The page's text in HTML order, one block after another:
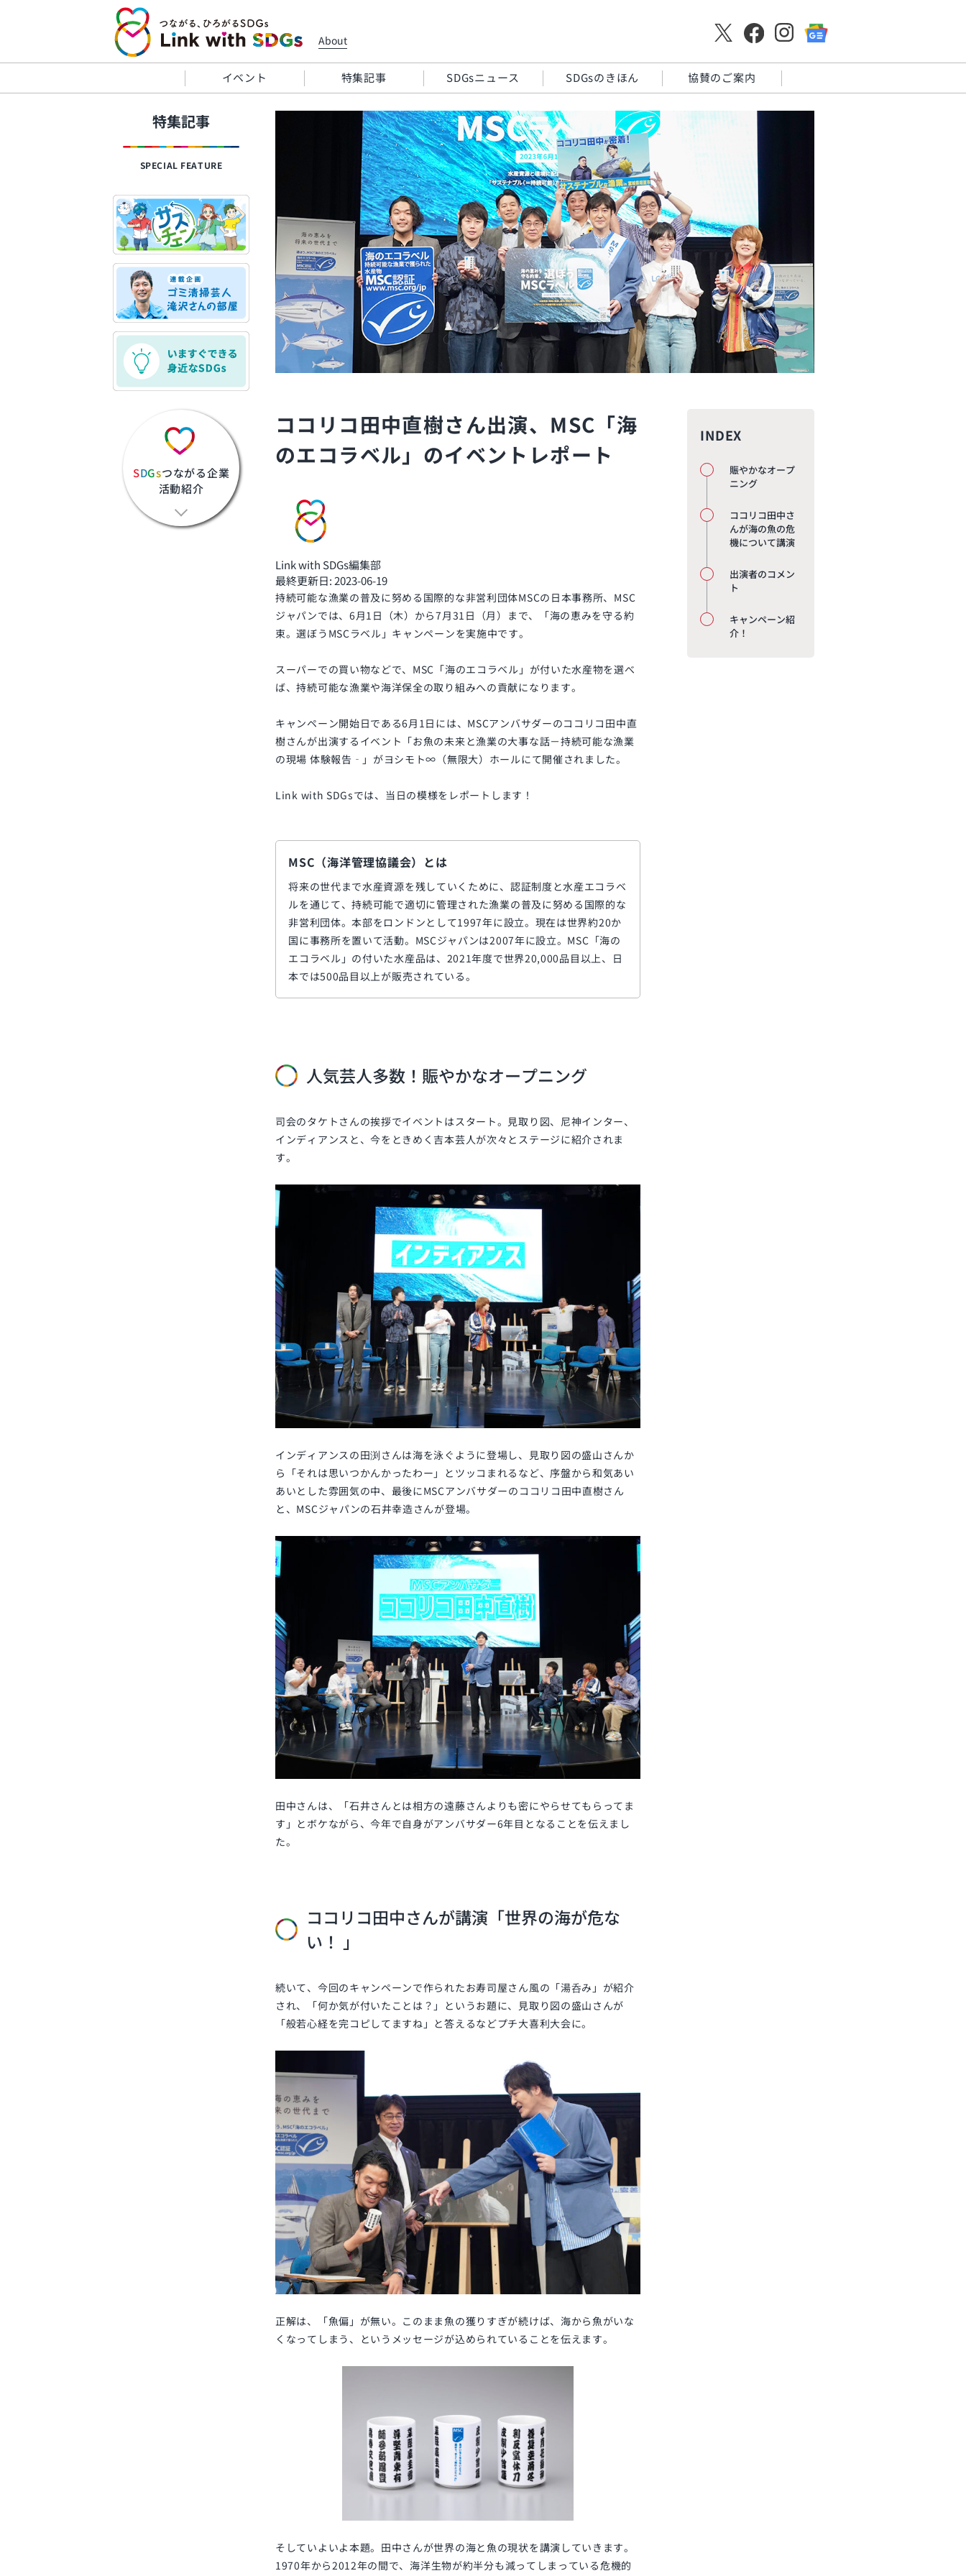
About
イベント 特集記事 SDGsニュース SDGsのきほん 協賛のご案内
特集記事
SPECIAL FEATURE
SDGsつながる企業
活動紹介
ココリコ田中直樹さん出演、MSC「海
のエコラベル」のイベントレポート
Link with SDGs編集部
最終更新日: 2023-06-19
持続可能な漁業の普及に努める国際的な非営利団体MSCの日本事務所、MSC
ジャパンでは、6月1日（木）から7月31日（月）まで、「海の恵みを守る約
束。選ぼうMSCラベル」キャンペーンを実施中です。
スーパーでの買い物などで、MSC「海のエコラベル」が付いた水産物を選べ
ば、持続可能な漁業や海洋保全の取り組みへの貢献になります。
キャンペーン開始日である6月1日には、MSCアンバサダーのココリコ田中直
樹さんが出演するイベント「お魚の未来と漁業の大事な話－持続可能な漁業
の現場 体験報告‐」がヨシモト∞（無限大）ホールにて開催されました。
Link with SDGsでは、当日の模様をレポートします！
MSC（海洋管理協議会）とは
将来の世代まで水産資源を残していくために、認証制度と水産エコラベ
ルを通じて、持続可能で適切に管理された漁業の普及に努める国際的な
非営利団体。本部をロンドンとして1997年に設立。現在は世界約20か
国に事務所を置いて活動。MSCジャパンは2007年に設立。MSC「海の
エコラベル」の付いた水産品は、2021年度で世界20,000品目以上、日
本では500品目以上が販売されている。
人気芸人多数！賑やかなオープニング
司会のタケトさんの挨拶でイベントはスタート。見取り図、尼神インター、
インディアンスと、今をときめく吉本芸人が次々とステージに紹介されま
す。
インディアンスの田渕さんは海を泳ぐように登場し、見取り図の盛山さんか
ら「それは思いつかんかったわー」とツッコまれるなど、序盤から和気あい
あいとした雰囲気の中、最後にMSCアンバサダーのココリコ田中直樹さん
と、MSCジャパンの石井幸造さんが登場。
田中さんは、「石井さんとは相方の遠藤さんよりも密にやらせてもらってま
す」とボケながら、今年で自身がアンバサダー6年目となることを伝えまし
た。
ココリコ田中さんが講演「世界の海が危な
い！ 」
続いて、今回のキャンペーンで作られたお寿司屋さん風の「湯呑み」が紹介
され、「何か気が付いたことは？」というお題に、見取り図の盛山さんが
「般若心経を完コピしてますね」と答えるなどプチ大喜利大会に。
正解は、「魚偏」が無い。このまま魚の獲りすぎが続けば、海から魚がいな
くなってしまう、というメッセージが込められていることを伝えます。
そしていよいよ本題。田中さんが世界の海と魚の現状を講演していきます。
1970年から2012年の間で、海洋生物が約半分も減ってしまっている危機的
INDEX
賑やかなオープ
ニング
ココリコ田中さ
んが海の魚の危
機について講演
出演者のコメン
ト
キャンペーン紹
介！